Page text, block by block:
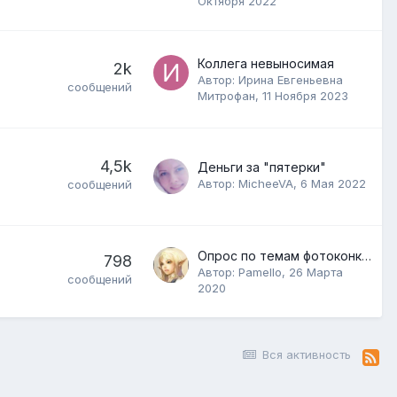
2k
сообщений
Коллега невыносимая
Автор: Ирина Евгеньевна
Митрофан, 11 Ноября 2023
4,5k
сообщений
Деньги за "пятерки"
Автор: MicheeVA, 6 Мая 2022
798
сообщений
Опрос по темам фотоконкурсов
Автор: Pamello, 26 Марта
2020
Вся активность